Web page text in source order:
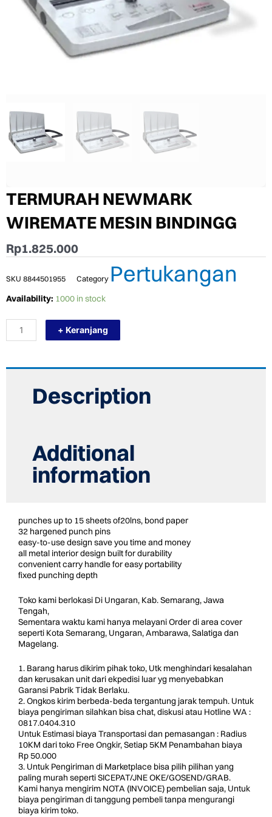
TERMURAH NEWMARK
WIREMATE MESIN BINDINGG
Rp1.825.000
SKU 8844501955 Category Pertukangan
Availability: 1000 in stock
TERMURAH
WIREMATE
MESIN
BINDINGG
+ Keranjang
Description
Additional
information
punches up to 15 sheets of20lns, bond paper
32 hargened punch pins
easy-to-use design save you time and money
all metal interior design built for durability
convenient carry handle for easy portability
fixed punching depth
Toko kami berlokasi Di Ungaran, Kab. Semarang, Jawa
Tengah,
Sementara waktu kami hanya melayani Order di area cover
seperti Kota Semarang, Ungaran, Ambarawa, Salatiga dan
Magelang.
1. Barang harus dikirim pihak toko, Utk menghindari kesalahan
dan kerusakan unit dari ekpedisi luar yg menyebabkan
Garansi Pabrik Tidak Berlaku.
2. Ongkos kirim berbeda-beda tergantung jarak tempuh. Untuk
biaya pengiriman silahkan bisa chat, diskusi atau Hotline WA :
0817.0404.310
Untuk Estimasi biaya Transportasi dan pemasangan : Radius
10KM dari toko Free Ongkir, Setiap 5KM Penambahan biaya
Rp 50.000
3. Untuk Pengiriman di Marketplace bisa pilih pilihan yang
paling murah seperti SICEPAT/JNE OKE/GOSEND/GRAB.
Kami hanya mengirim NOTA (INVOICE) pembelian saja, Untuk
biaya pengiriman di tanggung pembeli tanpa mengurangi
biaya kirim toko.